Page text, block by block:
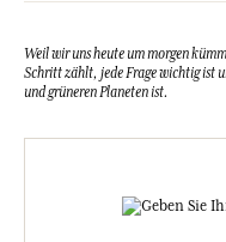
Weil wir uns heute um morgen
Schritt zählt, jede Frage wichtig ist
und grüneren Planeten ist.